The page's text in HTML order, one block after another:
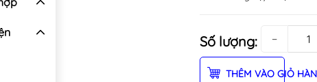
Số lượng: −
THÊM VÀO GIỎ